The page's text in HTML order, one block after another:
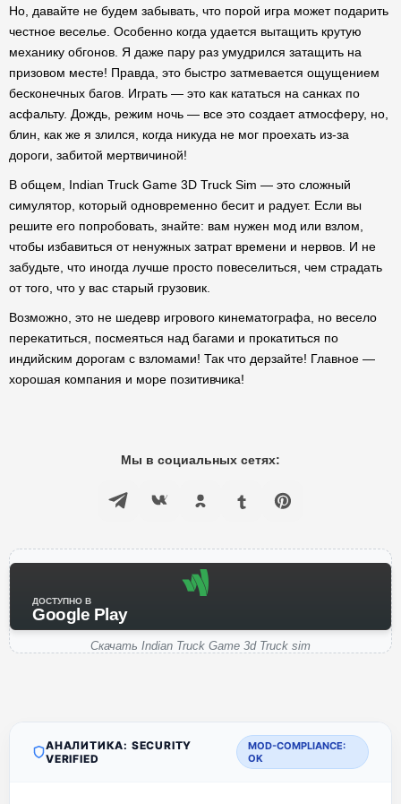
Но, давайте не будем забывать, что порой игра может подарить
честное веселье. Особенно когда удается вытащить крутую
механику обгонов. Я даже пару раз умудрился затащить на
призовом месте! Правда, это быстро затмевается ощущением
бесконечных багов. Играть — это как кататься на санках по
асфальту. Дождь, режим ночь — все это создает атмосферу, но,
блин, как же я злился, когда никуда не мог проехать из-за
дороги, забитой мертвичиной!
В общем, Indian Truck Game 3D Truck Sim — это сложный
симулятор, который одновременно бесит и радует. Если вы
решите его попробовать, знайте: вам нужен мод или взлом,
чтобы избавиться от ненужных затрат времени и нервов. И не
забудьте, что иногда лучше просто повеселиться, чем страдать
от того, что у вас старый грузовик.
Возможно, это не шедевр игрового кинематографа, но весело
перекатиться, посмеяться над багами и прокатиться по
индийским дорогам с взломами! Так что дерзайте! Главное —
хорошая компания и море позитивчика!
Мы в социальных сетях:
ДОСТУПНО В
Google Play
Скачать Indian Truck Game 3d Truck sim
АНАЛИТИКА: SECURITY
VERIFIED
MOD-COMPLIANCE:
OK